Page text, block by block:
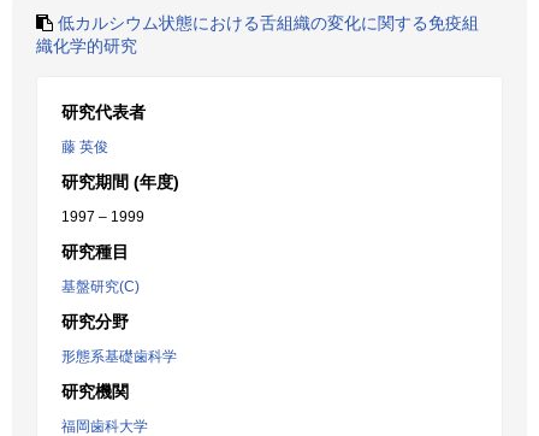
低カルシウム状態における舌組織の変化に関する免疫組
織化学的研究
研究代表者
藤 英俊
研究期間 (年度)
1997 – 1999
研究種目
基盤研究(C)
研究分野
形態系基礎歯科学
研究機関
福岡歯科大学